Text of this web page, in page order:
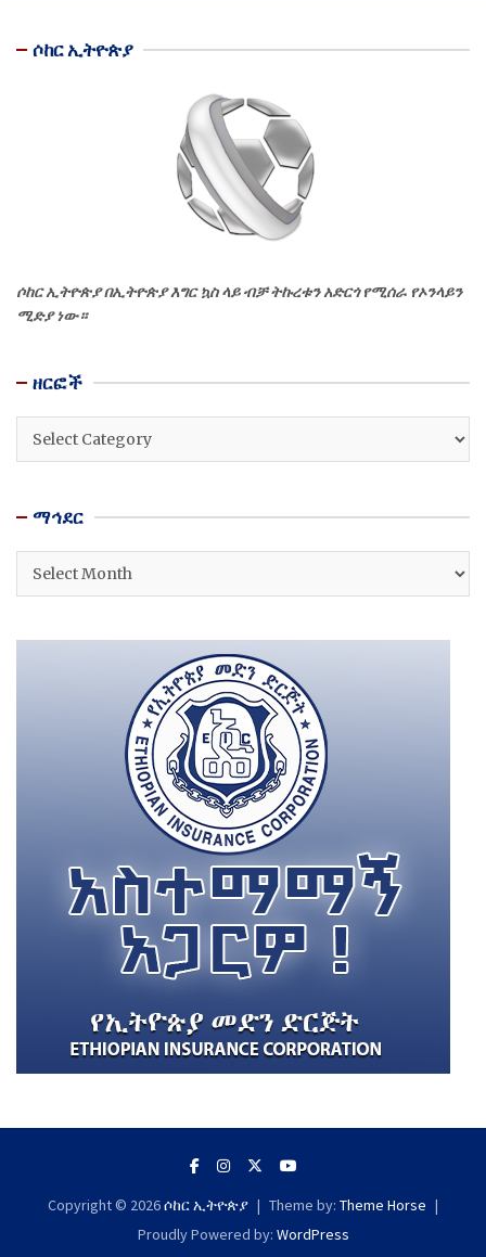
ሶከር ኢትዮጵያ
ሶከር ኢትዮጵያ በኢትዮጵያ እግር ኳስ ላይ ብቻ ትኩረቱን አድርጎ የሚሰራ የኦንላይን
ሚድያ ነው።
ዘርፎች
ዘርፎች
ማኅደር
ማኅደር
Copyright © 2026ሶከር ኢትዮጵያ Theme by: Theme Horse
Proudly Powered by: WordPress